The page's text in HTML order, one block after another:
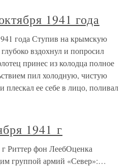
1941 года
года Ступив на крымскую
вздохнул и попросил
принес из колодца полное
пил холодную, чистую
плескал ее себе в лицо, поливал
1941 г
г Риттер фон ЛеебОценка
группой армий «Север»:…